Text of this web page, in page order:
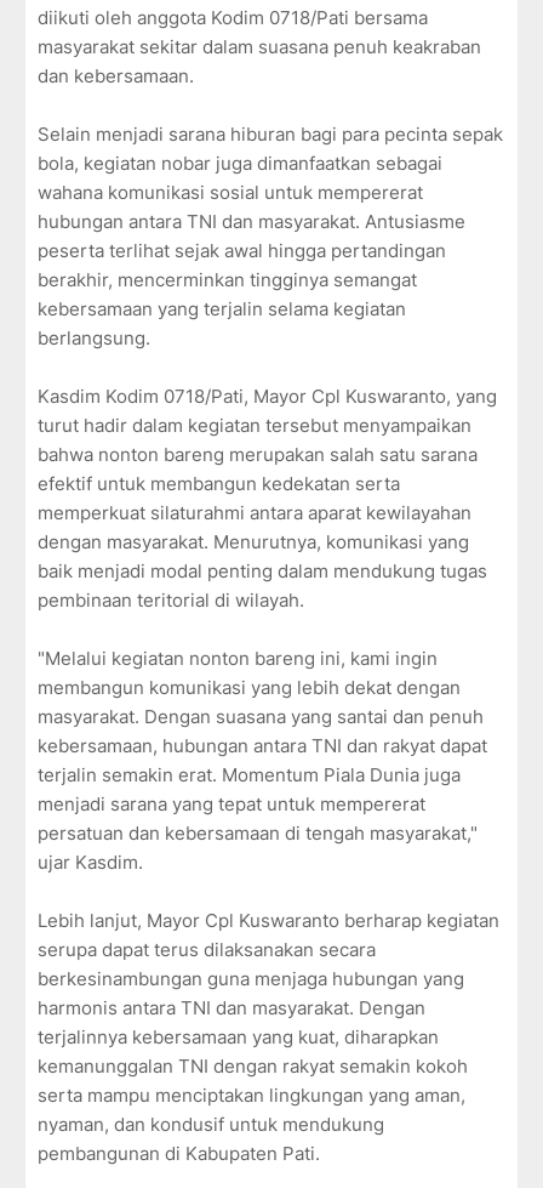
diikuti oleh anggota Kodim 0718/Pati bersama
masyarakat sekitar dalam suasana penuh keakraban
dan kebersamaan.
Selain menjadi sarana hiburan bagi para pecinta sepak
bola, kegiatan nobar juga dimanfaatkan sebagai
wahana komunikasi sosial untuk mempererat
hubungan antara TNI dan masyarakat. Antusiasme
peserta terlihat sejak awal hingga pertandingan
berakhir, mencerminkan tingginya semangat
kebersamaan yang terjalin selama kegiatan
berlangsung.
Kasdim Kodim 0718/Pati, Mayor Cpl Kuswaranto, yang
turut hadir dalam kegiatan tersebut menyampaikan
bahwa nonton bareng merupakan salah satu sarana
efektif untuk membangun kedekatan serta
memperkuat silaturahmi antara aparat kewilayahan
dengan masyarakat. Menurutnya, komunikasi yang
baik menjadi modal penting dalam mendukung tugas
pembinaan teritorial di wilayah.
"Melalui kegiatan nonton bareng ini, kami ingin
membangun komunikasi yang lebih dekat dengan
masyarakat. Dengan suasana yang santai dan penuh
kebersamaan, hubungan antara TNI dan rakyat dapat
terjalin semakin erat. Momentum Piala Dunia juga
menjadi sarana yang tepat untuk mempererat
persatuan dan kebersamaan di tengah masyarakat,"
ujar Kasdim.
Lebih lanjut, Mayor Cpl Kuswaranto berharap kegiatan
serupa dapat terus dilaksanakan secara
berkesinambungan guna menjaga hubungan yang
harmonis antara TNI dan masyarakat. Dengan
terjalinnya kebersamaan yang kuat, diharapkan
kemanunggalan TNI dengan rakyat semakin kokoh
serta mampu menciptakan lingkungan yang aman,
nyaman, dan kondusif untuk mendukung
pembangunan di Kabupaten Pati.